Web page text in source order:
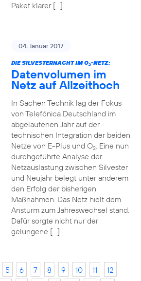
Paket klarer […]
04. Januar 2017
DIE SILVESTERNACHT IM O2-NETZ:
Datenvolumen im
Netz auf Allzeithoch
In Sachen Technik lag der Fokus
von Telefónica Deutschland im
abgelaufenen Jahr auf der
technischen Integration der beiden
Netze von E-Plus und O2. Eine nun
durchgeführte Analyse der
Netzauslastung zwischen Silvester
und Neujahr belegt unter anderem
den Erfolg der bisherigen
Maßnahmen. Das Netz hielt dem
Ansturm zum Jahreswechsel stand.
Dafür sorgte nicht nur der
gelungene […]
5 6 7 8 9 10 11
12